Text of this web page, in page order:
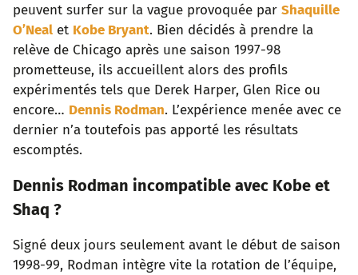
peuvent surfer sur la vague provoquée par Shaquille
O’Neal et Kobe Bryant. Bien décidés à prendre la
relève de Chicago après une saison 1997-98
prometteuse, ils accueillent alors des profils
expérimentés tels que Derek Harper, Glen Rice ou
encore… Dennis Rodman. L’expérience menée avec ce
dernier n’a toutefois pas apporté les résultats
escomptés.
Dennis Rodman incompatible avec Kobe et
Shaq ?
Signé deux jours seulement avant le début de saison
1998-99, Rodman intègre vite la rotation de l’équipe,